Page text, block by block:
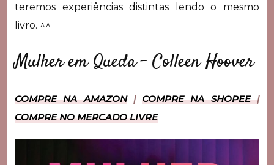
teremos experiências distintas lendo o mesmo
livro. ^^
Mulher em Queda – Colleen Hoover
COMPRE NA AMAZON|COMPRE NA SHOPEE|
COMPRE NO MERCADO LIVRE